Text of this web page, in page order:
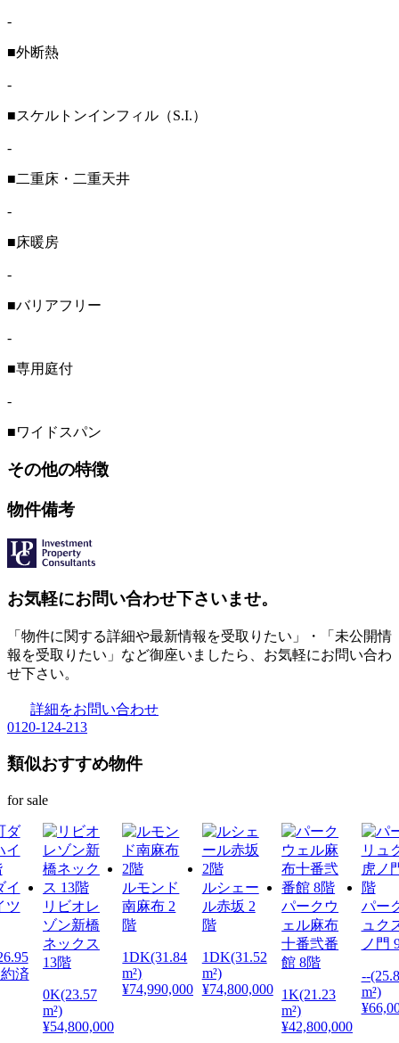
-
■外断熱
-
■スケルトンインフィル（S.I.）
-
■二重床・二重天井
-
■床暖房
-
■バリアフリー
-
■専用庭付
-
■ワイドスパン
その他の特徴
物件備考
お気軽にお問い合わせ下さいませ。
「物件に関する詳細や最新情報を受取りたい」・「未公開情
報を受取りたい」など御座いましたら、お気軽にお問い合わ
せ下さい。
詳細をお問い合わせ
0120-124-213
類似おすすめ物件
for sale
イ
ツ
済
リビオレ
ゾン新橋
ネックス
13階
0K(23.57
m²)
¥54,800,000
ルモンド
南麻布 2
階
1DK(31.84
m²)
¥74,990,000
ルシェー
ル赤坂 2
階
1DK(31.52
m²)
¥74,800,000
パークウ
ェル麻布
十番弐番
館 8階
1K(21.23
m²)
¥42,800,000
パー
ュク
ノ門
--
m²)